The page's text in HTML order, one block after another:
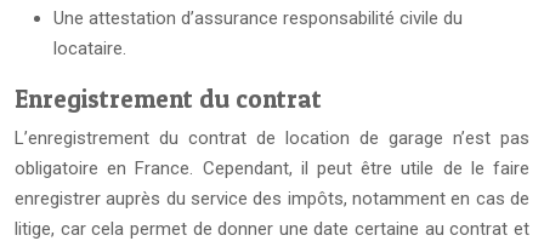
Une attestation d’assurance responsabilité civile du
locataire.
Enregistrement du contrat
L’enregistrement du contrat de location de garage n’est pas
obligatoire en France. Cependant, il peut être utile de le faire
enregistrer auprès du service des impôts, notamment en cas de
litige, car cela permet de donner une date certaine au contrat et